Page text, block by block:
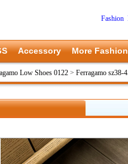
Fashion
Accessory More Fashion
Low Shoes 0122 > Ferragamo sz38-